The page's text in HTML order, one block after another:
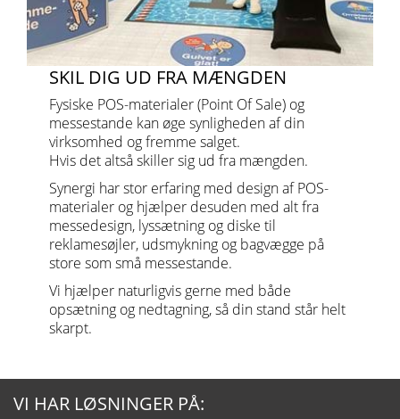
SKIL DIG UD FRA MÆNGDEN
Fysiske POS-materialer (Point Of Sale) og
messestande kan øge synligheden af din
virksomhed og fremme salget.
Hvis det altså skiller sig ud fra mængden.
Synergi har stor erfaring med design af POS-
materialer og hjælper desuden med alt fra
messedesign, lyssætning og diske til
reklamesøjler, udsmykning og bagvægge på
store som små messestande.
Vi hjælper naturligvis gerne med både
opsætning og nedtagning, så din stand står helt
skarpt.
VI HAR LØSNINGER PÅ: